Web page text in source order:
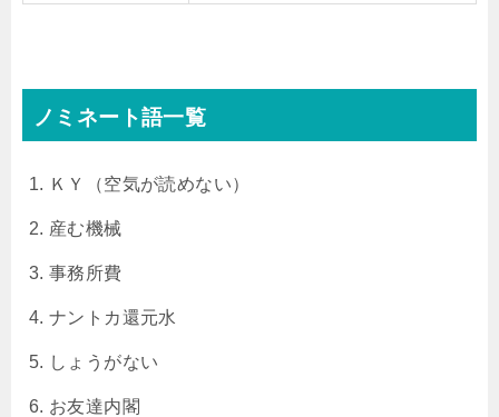
ノミネート語一覧
ＫＹ（空気が読めない）
産む機械
事務所費
ナントカ還元水
しょうがない
お友達内閣